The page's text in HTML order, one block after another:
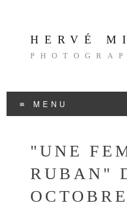
HERVÉ
MENU
contenu"UNE
RUBAN"